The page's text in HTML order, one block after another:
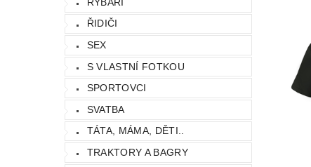
ŘIDIČI
SEX
S VLASTNÍ FOTKOU
SPORTOVCI
SVATBA
TÁTA, MÁMA, DĚTI..
TRAKTORY A BAGRY